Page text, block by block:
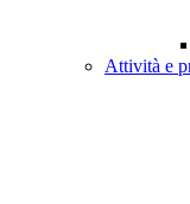
Attività e